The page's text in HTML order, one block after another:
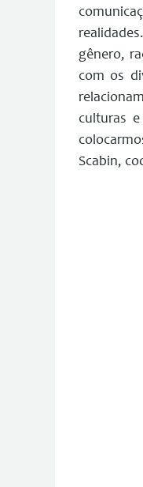
gênero,
com os
culturas
Scabin,